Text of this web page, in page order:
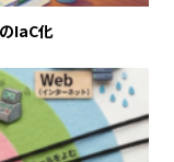
IaC化